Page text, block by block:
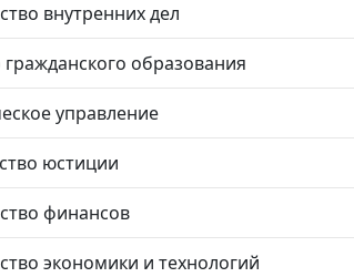
внутренних дел
образования
управление
юстиции
финансов
экономики и технологий